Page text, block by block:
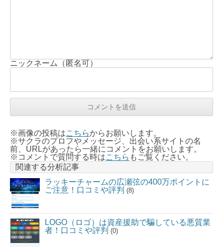
ニックネーム（匿名可）
※画像の投稿はこちらからお願いします。
※サクラのプロフやメッセージ、出会い系サイトの名
前、URLがあったら一緒にコメントをお願いします。
※コメントで質問する時はこちら もご覧ください。
関連する分析記事
ラッキーチャームの広瀬弦の400万ポイントに
ご注意！口コミや評判 (8)
LOGO（ロゴ）は資産援助で騙している悪質業
者！口コミや評判 (0)